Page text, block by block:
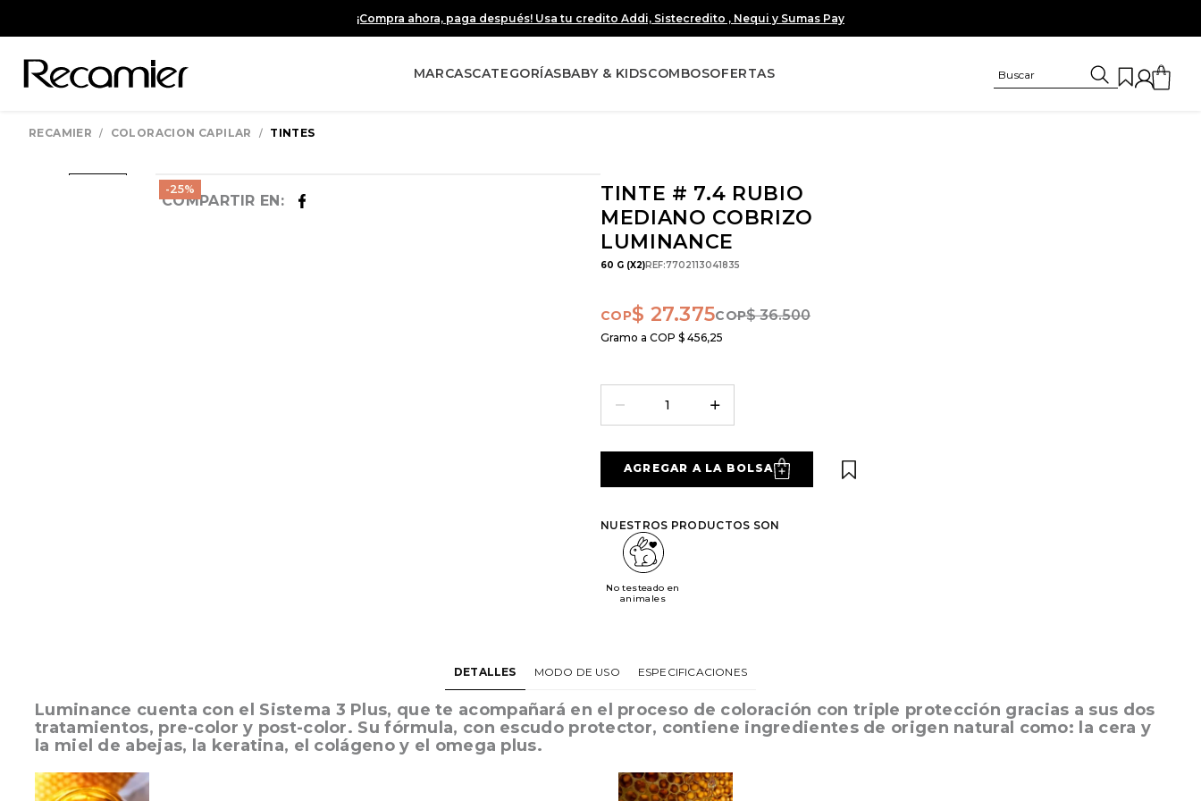
¡Compra ahora, paga después! Usa tu credito Addi, Sistecredito , Nequi y Sumas Pay
MARCASCATEGORÍASBABY & KIDSCOMBOSOFERTAS
COLORACION CAPILAR TINTES
-25%
COMPARTIR EN:
TINTE # 7.4 RUBIO
MEDIANO COBRIZO
LUMINANCE
60 G (X2)REF:7702113041835
$ 27.375 $ 36.500
Gramo a COP $ 456,25
AGREGAR A LA BOLSA
NUESTROS PRODUCTOS SON
No testeado en
animales
DETALLES MODO DE USO ESPECIFICACIONES
Luminance cuenta con el Sistema 3 Plus, que te acompañará en el proceso de coloración con triple protección gracias a sus dos
tratamientos, pre-color y post-color. Su fórmula, con escudo protector, contiene ingredientes de origen natural como: la cera y
la miel de abejas, la keratina, el colágeno y el omega plus.